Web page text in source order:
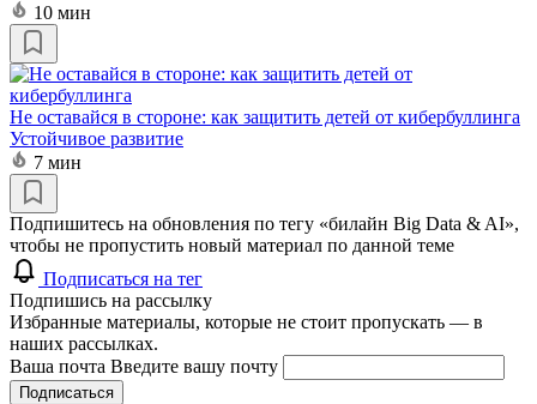
10 мин
Не оставайся в стороне: как защитить детей от кибербуллинга
Устойчивое развитие
7 мин
Подпишитесь на обновления по тегу «билайн Big Data & AI»,
чтобы не пропустить новый материал по данной теме
Подписаться на тег
Подпишись на рассылку
Избранные материалы, которые не стоит пропускать — в
наших рассылках.
Ваша почта Введите вашу почту
Подписаться